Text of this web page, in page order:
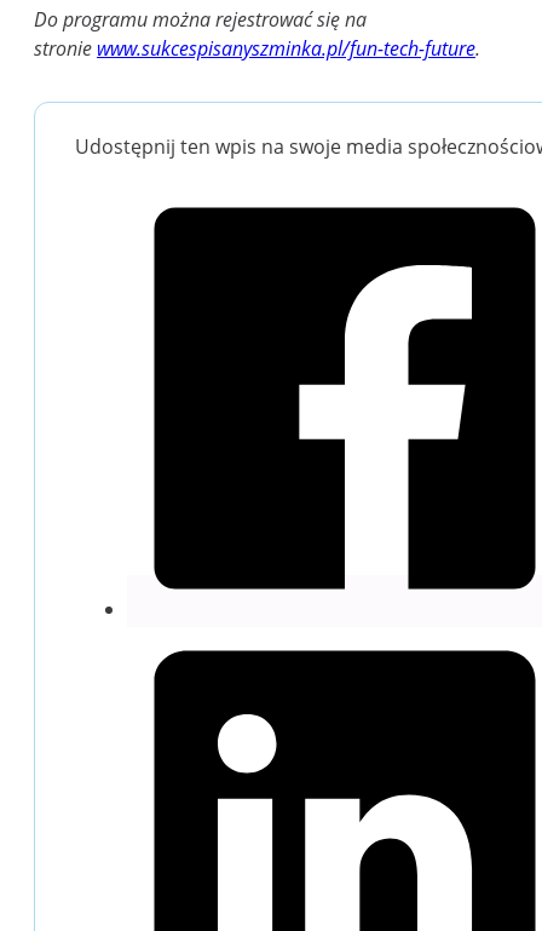
Do programu można rejestrować się na
stronie www.sukcespisanyszminka.pl/fun-tech-future.
Udostępnij ten wpis na swoje media